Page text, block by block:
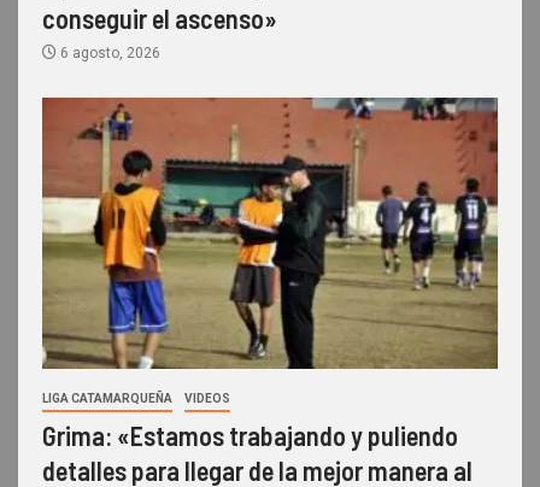
conseguir el ascenso»
6 agosto, 2026
LIGA CATAMARQUEÑA VIDEOS
Grima: «Estamos trabajando y puliendo
detalles para llegar de la mejor manera al